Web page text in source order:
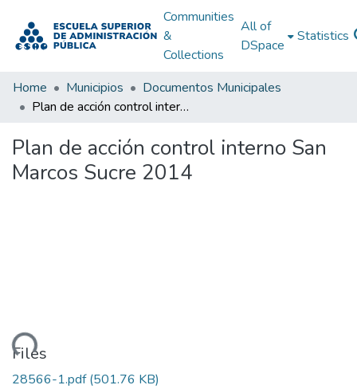
Communities
&
Collections
All of
DSpace
Statistics
Home Municipios
Documentos Municipales
Plan de acción control interno San Marcos Sucre 2014
Plan de acción control interno San
Marcos Sucre 2014
Files
28566-1.pdf(501.76 KB)